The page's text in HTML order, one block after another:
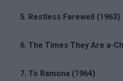
5. Restless Farewell (1963)
6. The Times They Are a-
7. To Ramona (1964)